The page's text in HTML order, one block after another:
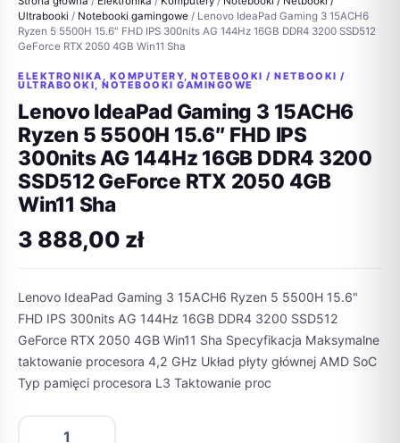
Ultrabooki / Notebooki gamingowe / Lenovo IdeaPad Gaming 3 15ACH6
Ryzen 5 5500H 15.6″ FHD IPS 300nits AG 144Hz 16GB DDR4 3200 SSD512
GeForce RTX 2050 4GB Win11 Sha
ELEKTRONIKA , KOMPUTERY, NOTEBOOKI / NETBOOKI /
ULTRABOOKI , NOTEBOOKI GAMINGOWE
Lenovo IdeaPad Gaming 3 15ACH6
Ryzen 5 5500H 15.6″ FHD IPS
300nits AG 144Hz 16GB DDR4 3200
SSD512 GeForce RTX 2050 4GB
Win11 Sha
3 888,00 zł
Lenovo IdeaPad Gaming 3 15ACH6 Ryzen 5 5500H 15.6"
FHD IPS 300nits AG 144Hz 16GB DDR4 3200 SSD512
GeForce RTX 2050 4GB Win11 Sha Specyfikacja Maksymalne
taktowanie procesora 4,2 GHz Układ płyty głównej AMD SoC
Typ pamięci procesora L3 Taktowanie proc